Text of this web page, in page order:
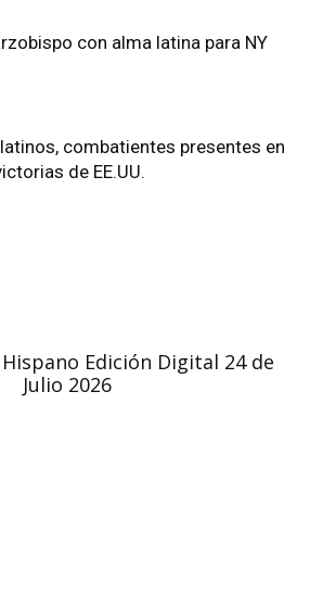
con alma latina para NY
combatientes presentes en
de EE.UU.